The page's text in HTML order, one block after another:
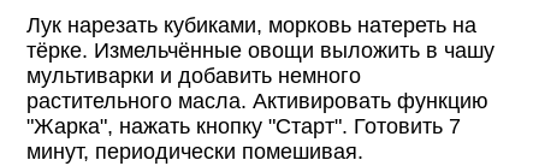
Лук нарезать кубиками, морковь натереть на
тёрке. Измельчённые овощи выложить в чашу
мультиварки и добавить немного
растительного масла. Активировать функцию
"Жарка", нажать кнопку "Старт". Готовить 7
минут, периодически помешивая.